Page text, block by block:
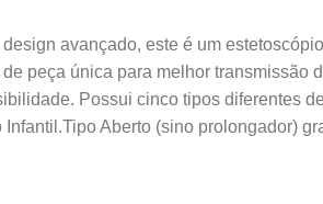
avançado, este é um
peça única para melhor transmissão
Possui cinco tipos diferentes de
Aberto (sino prolongador)